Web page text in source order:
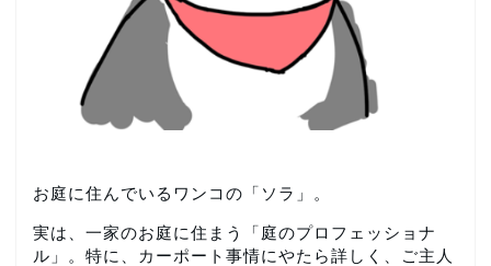
お庭に住んでいるワンコの「ソラ」。
実は、一家のお庭に住まう「庭のプロフェッショナ
ル」。特に、カーポート事情にやたら詳しく、ご主人